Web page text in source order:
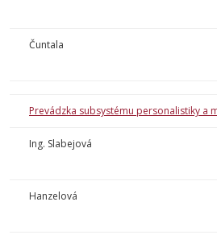
Čuntala
Prevádzka subsystému personalistiky a
Ing. Slabejová
Hanzelová